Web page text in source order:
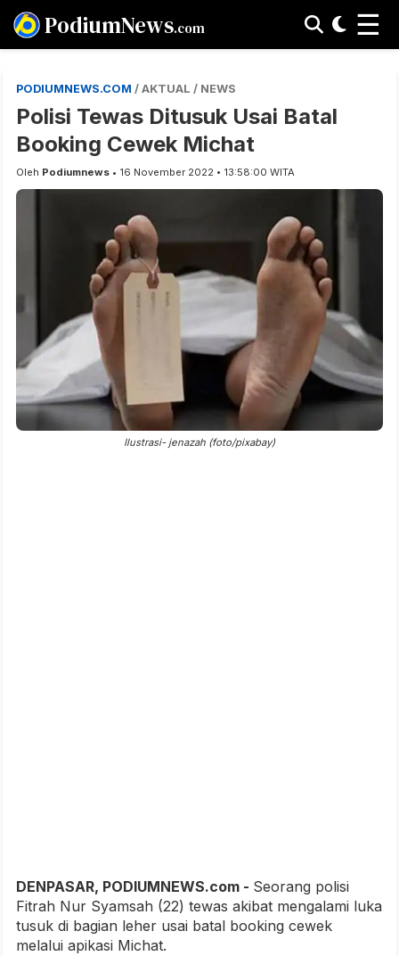
PodiumNews.com ☰
PODIUMNEWS.COM / AKTUAL / NEWS
Polisi Tewas Ditusuk Usai Batal
Booking Cewek Michat
Oleh Podiumnews • 16 November 2022 • 13:58:00 WITA
Ilustrasi- jenazah (foto/pixabay)
DENPASAR, PODIUMNEWS.com - Seorang polisi
Fitrah Nur Syamsah (22) tewas akibat mengalami luka
tusuk di bagian leher usai batal booking cewek
melalui apikasi Michat.